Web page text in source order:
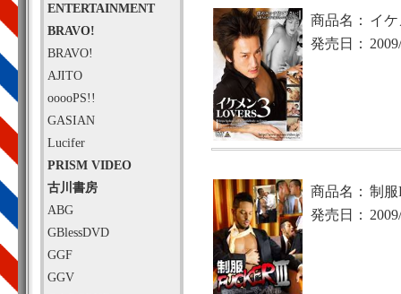
ENTERTAINMENT
BRAVO!
BRAVO!
AJITO
ooooPS!!
GASIAN
Lucifer
PRISM VIDEO
古川書房
ABG
GBlessDVD
GGF
GGV
商品名： イ
発売日：
商品名： 制
発売日：